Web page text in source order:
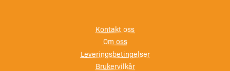
Kontakt oss
Om oss
Leveringsbetingelser
Brukervilkår